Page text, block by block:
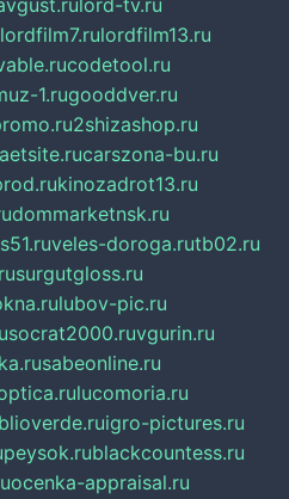
lord-tv.ru
lordfilm7.rulordfilm13.ru
codetool.ru
1.rugooddver.ru
2shizashop.ru
carszona-bu.ru
kinozadrot13.ru
dommarketnsk.ru
veles-doroga.rutb02.ru
surgutgloss.ru
lubov-pic.ru
socrat2000.ruvgurin.ru
sabeonline.ru
lucomoria.ru
igro-pictures.ru
peysok.rublackcountess.ru
ocenka-appraisal.ru